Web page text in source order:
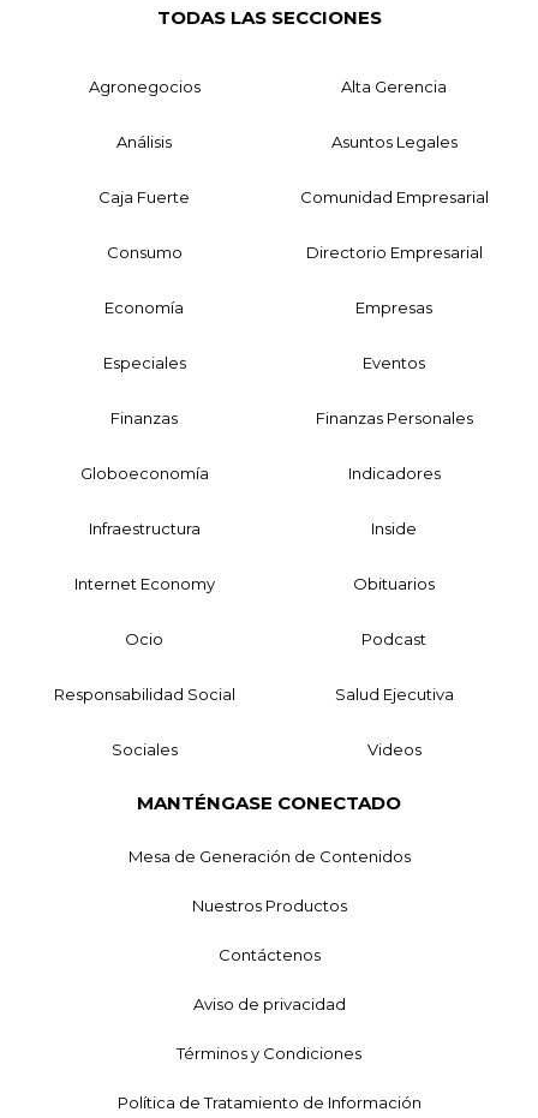
TODAS LAS SECCIONES
Agronegocios Alta Gerencia
Análisis Asuntos Legales
Caja Fuerte Comunidad Empresarial
Consumo Directorio Empresarial
Economía Empresas
Especiales Eventos
Finanzas Finanzas Personales
Globoeconomía Indicadores
Infraestructura Inside
Internet Economy Obituarios
Ocio Podcast
Responsabilidad Social Salud Ejecutiva
Sociales Videos
MANTÉNGASE CONECTADO
Mesa de Generación de Contenidos
Nuestros Productos
Contáctenos
Aviso de privacidad
Términos y Condiciones
Política de Tratamiento de Información